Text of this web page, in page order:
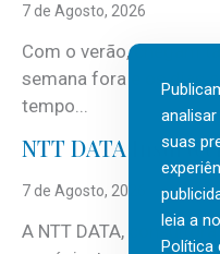
7 de Agosto, 2026
Com o verão, chegam
semana fora e os dias
tempo...
NTT DATA
7 de Agosto, 2026
A NTT DATA,
suas
leia a
Política